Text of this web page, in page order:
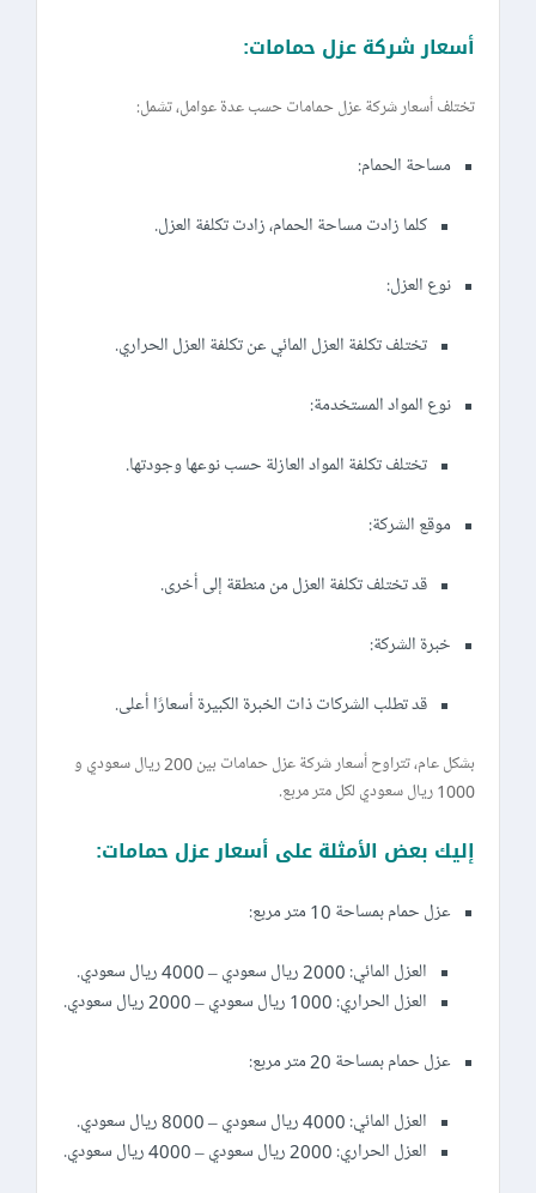
أسعار شركة عزل حمامات:
تختلف أسعار شركة عزل حمامات حسب عدة عوامل، تشمل:
مساحة الحمام:
كلما زادت مساحة الحمام، زادت تكلفة العزل.
نوع العزل:
تختلف تكلفة العزل المائي عن تكلفة العزل الحراري.
نوع المواد المستخدمة:
تختلف تكلفة المواد العازلة حسب نوعها وجودتها.
موقع الشركة:
قد تختلف تكلفة العزل من منطقة إلى أخرى.
خبرة الشركة:
قد تطلب الشركات ذات الخبرة الكبيرة أسعارًا أعلى.
بشكل عام، تتراوح أسعار شركة عزل حمامات بين 200 ريال سعودي و
1000 ريال سعودي لكل متر مربع.
إليك بعض الأمثلة على أسعار عزل حمامات:
عزل حمام بمساحة 10 متر مربع:
العزل المائي: 2000 ريال سعودي – 4000 ريال سعودي.
العزل الحراري: 1000 ريال سعودي – 2000 ريال سعودي.
عزل حمام بمساحة 20 متر مربع:
العزل المائي: 4000 ريال سعودي – 8000 ريال سعودي.
العزل الحراري: 2000 ريال سعودي – 4000 ريال سعودي.